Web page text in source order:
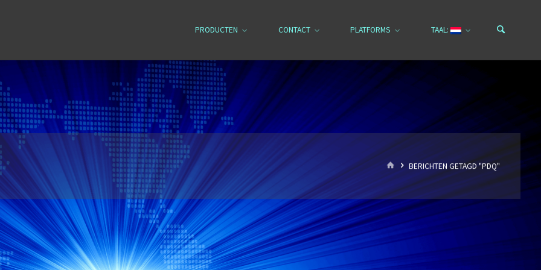
PRODUCTEN CONTACT PLATFORMS TAAL:
HOMEBERICHTEN GETAGD "PDQ"